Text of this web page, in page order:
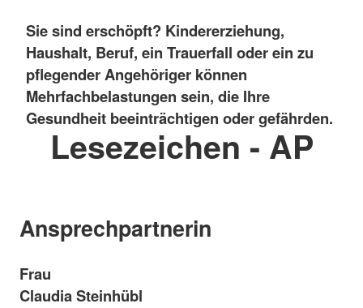
Sie sind erschöpft? Kindererziehung,
Haushalt, Beruf, ein Trauerfall oder ein zu
pflegender Angehöriger können
Mehrfachbelastungen sein, die Ihre
Gesundheit beeinträchtigen oder gefährden.
Lesezeichen - AP
Ansprechpartnerin
Frau
Claudia Steinhübl